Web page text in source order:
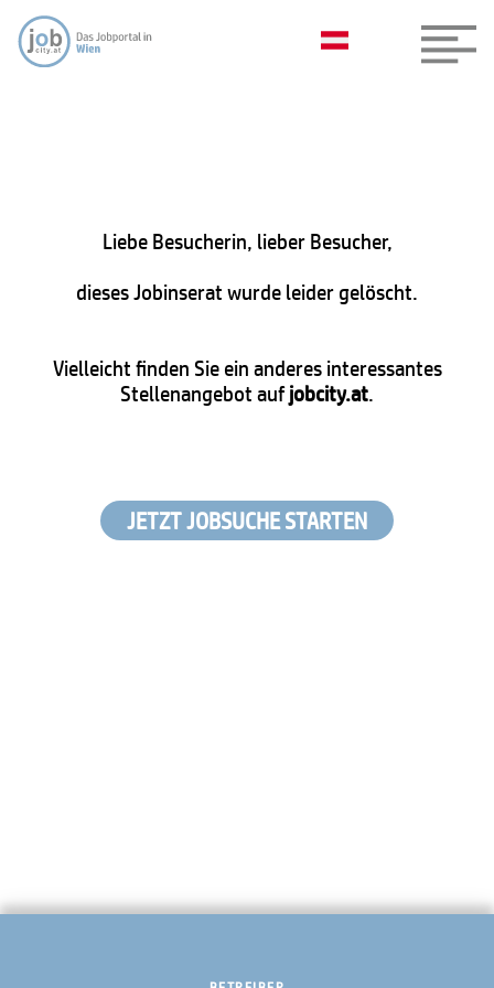
Liebe Besucherin, lieber Besucher,
dieses Jobinserat wurde leider gelöscht.
Vielleicht finden Sie ein anderes interessantes
Stellenangebot aufjobcity.at.
JETZT JOBSUCHE STARTEN